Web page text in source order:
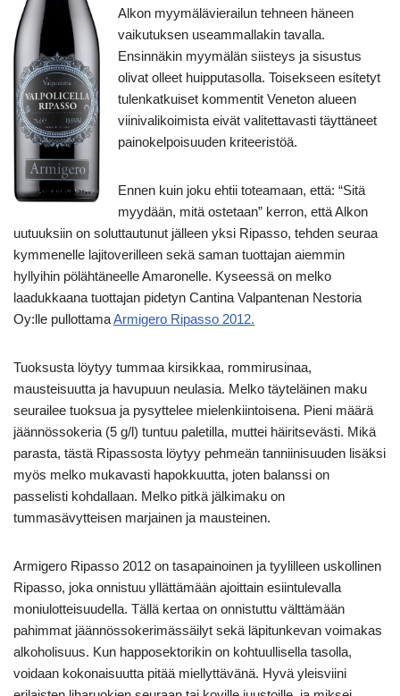
Alkon myymälävierailun tehneen häneen
vaikutuksen useammallakin tavalla.
Ensinnäkin myymälän siisteys ja sisustus
olivat olleet huipputasolla. Toisekseen esitetyt
tulenkatkuiset kommentit Veneton alueen
viinivalikoimista eivät valitettavasti täyttäneet
painokelpoisuuden kriteeristöä.
Ennen kuin joku ehtii toteamaan, että: “Sitä
myydään, mitä ostetaan” kerron, että Alkon
uutuuksiin on soluttautunut jälleen yksi Ripasso, tehden seuraa
kymmenelle lajitoverilleen sekä saman tuottajan aiemmin
hyllyihin pölähtäneelle Amaronelle. Kyseessä on melko
laadukkaana tuottajan pidetyn Cantina Valpantenan Nestoria
Oy:lle pullottamaArmigero Ripasso 2012.
Tuoksusta löytyy tummaa kirsikkaa, rommirusinaa,
mausteisuutta ja havupuun neulasia. Melko täyteläinen maku
seurailee tuoksua ja pysyttelee mielenkiintoisena. Pieni määrä
jäännössokeria (5 g/l) tuntuu paletilla, muttei häiritsevästi. Mikä
parasta, tästä Ripassosta löytyy pehmeän tanniinisuuden lisäksi
myös melko mukavasti hapokkuutta, joten balanssi on
passelisti kohdallaan. Melko pitkä jälkimaku on
tummasävytteisen marjainen ja mausteinen.
Armigero Ripasso 2012 on tasapainoinen ja tyylilleen uskollinen
Ripasso, joka onnistuu yllättämään ajoittain esiintulevalla
moniulotteisuudella. Tällä kertaa on onnistuttu välttämään
pahimmat jäännössokerimässäilyt sekä läpitunkevan voimakas
alkoholisuus. Kun happosektorikin on kohtuullisella tasolla,
voidaan kokonaisuutta pitää miellyttävänä. Hyvä yleisviini